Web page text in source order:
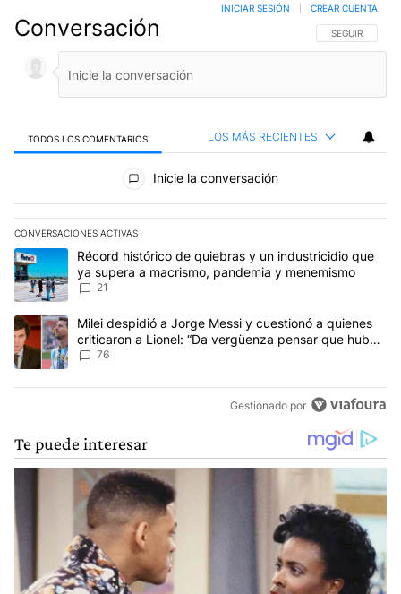
Conversación SIGA ESTA
SEGUIR
INICIAR SESIÓN CREAR CUENTA
TODOS LOS COMENTARIOS LOS MÁS RECIENTES
Todos los comentarios
Inicie la conversación
CONVERSACIONES ACTIVAS
Este listado muestra los artículos con más comentarios en los
Un artículo de tendencia con el título "Récord histórico de
Récord histórico de quiebras y un industricidio que
ya supera a macrismo, pandemia y menemismo
21
Un artículo de tendencia con el título "Milei despidió a Jorge
Milei despidió a Jorge Messi y cuestionó a quienes
criticaron a Lionel: “Da vergüenza pensar que hubo
anti-Messi”
76
Gestionado por